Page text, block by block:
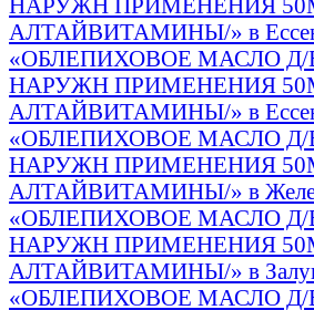
АЛТАЙВИТАМИНЫ/» в
«ОБЛЕПИХОВОЕ МАСЛО Д/
НАРУЖН ПРИМЕНЕНИЯ
АЛТАЙВИТАМИНЫ/» в
«ОБЛЕПИХОВОЕ МАСЛО Д/
НАРУЖН ПРИМЕНЕНИЯ
АЛТАЙВИТАМИНЫ/» в
«ОБЛЕПИХОВОЕ МАСЛО Д/
НАРУЖН ПРИМЕНЕНИЯ
АЛТАЙВИТАМИНЫ/» в
«ОБЛЕПИХОВОЕ МАСЛО Д/